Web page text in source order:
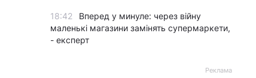
18:42
Вперед у минуле: через війну
маленькі магазини замінять супермаркети,
- експерт
Реклама